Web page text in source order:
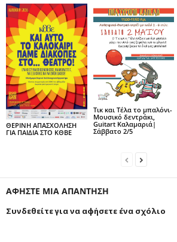
ΘΕΡΙΝΗ ΑΠΑΣΧΟΛΗΣΗ
ΓΙΑ ΠΑΙΔΙΑ ΣΤΟ ΚΘΒΕ
Τικ και Τέλα το μπαλόνι-
Μουσικό δεντράκι,
Guitart Καλαμαριά|
Σάββατο 2/5
ΑΦΗΣΤΕ ΜΙΑ ΑΠΑΝΤΗΣΗ
Συνδεθείτε για να αφήσετε ένα σχόλιο